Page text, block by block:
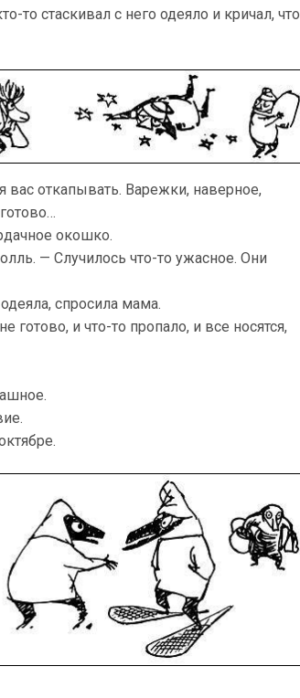
то стаскивал с него одеяло и кричал, что
откапывать. Варежки, наверное,
окошко.
— Случилось что-то ужасное. Они
спросила мама.
и что-то пропало, и все носятся,